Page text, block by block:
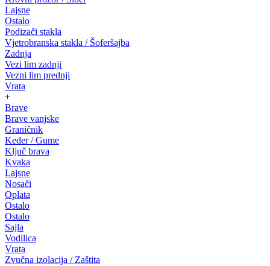
Lajsne
Ostalo
Podizači stakla
Vjetrobranska stakla / Šoferšajba
Zadnja
Vezi lim zadnji
Vezni lim prednji
Vrata
+
Brave
Brave vanjske
Graničnik
Keder / Gume
Ključ brava
Kvaka
Lajsne
Nosači
Oplata
Ostalo
Ostalo
Sajla
Vodilica
Vrata
Zvučna izolacija / Zaštita